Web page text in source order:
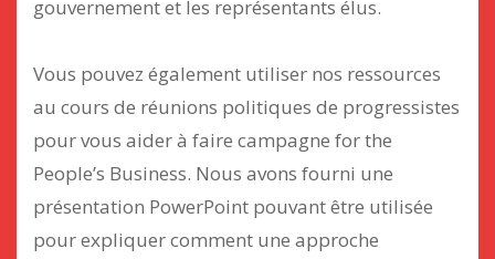
gouvernement et les représentants élus.
Vous pouvez également utiliser nos ressources
au cours de réunions politiques de progressistes
pour vous aider à faire campagne for the
People’s Business. Nous avons fourni une
présentation PowerPoint pouvant être utilisée
pour expliquer comment une approche